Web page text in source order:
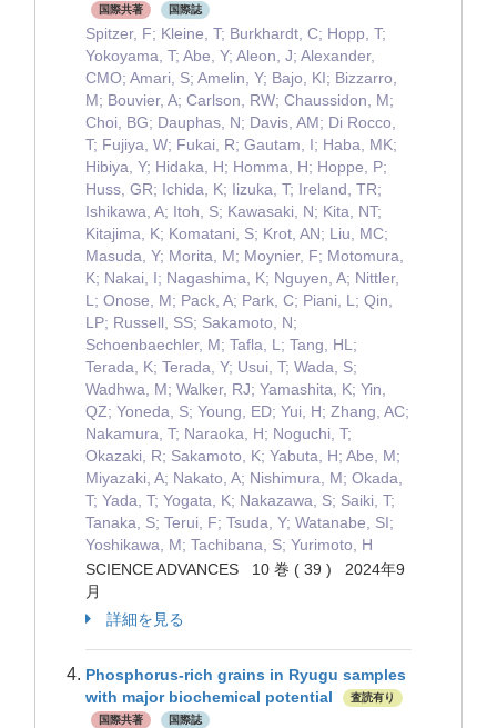
国際共著
国際誌
Spitzer, F; Kleine, T; Burkhardt, C; Hopp, T;
Yokoyama, T; Abe, Y; Aleon, J; Alexander,
CMO; Amari, S; Amelin, Y; Bajo, KI; Bizzarro,
M; Bouvier, A; Carlson, RW; Chaussidon, M;
Choi, BG; Dauphas, N; Davis, AM; Di Rocco,
T; Fujiya, W; Fukai, R; Gautam, I; Haba, MK;
Hibiya, Y; Hidaka, H; Homma, H; Hoppe, P;
Huss, GR; Ichida, K; Iizuka, T; Ireland, TR;
Ishikawa, A; Itoh, S; Kawasaki, N; Kita, NT;
Kitajima, K; Komatani, S; Krot, AN; Liu, MC;
Masuda, Y; Morita, M; Moynier, F; Motomura,
K; Nakai, I; Nagashima, K; Nguyen, A; Nittler,
L; Onose, M; Pack, A; Park, C; Piani, L; Qin,
LP; Russell, SS; Sakamoto, N;
Schoenbaechler, M; Tafla, L; Tang, HL;
Terada, K; Terada, Y; Usui, T; Wada, S;
Wadhwa, M; Walker, RJ; Yamashita, K; Yin,
QZ; Yoneda, S; Young, ED; Yui, H; Zhang, AC;
Nakamura, T; Naraoka, H; Noguchi, T;
Okazaki, R; Sakamoto, K; Yabuta, H; Abe, M;
Miyazaki, A; Nakato, A; Nishimura, M; Okada,
T; Yada, T; Yogata, K; Nakazawa, S; Saiki, T;
Tanaka, S; Terui, F; Tsuda, Y; Watanabe, SI;
Yoshikawa, M; Tachibana, S; Yurimoto, H
SCIENCE ADVANCES 10 巻 ( 39 ) 2024年9
月
詳細を見る
Phosphorus-rich grains in Ryugu samples
with major biochemical potential
査読有り
国際共著
国際誌